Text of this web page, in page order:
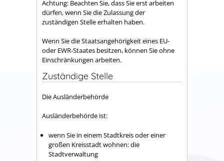
Achtung: Beachten Sie, dass Sie erst arbeiten
dürfen, wenn Sie die Zulassung der
zuständigen Stelle erhalten haben.
Wenn Sie die Staatsangehörigkeit eines EU-
oder EWR-Staates besitzen, können Sie ohne
Einschränkungen arbeiten.
Zuständige Stelle
Die Ausländerbehörde
Ausländerbehörde ist:
wenn Sie in einem Stadtkreis oder einer
großen Kreisstadt wohnen: die
Stadtverwaltung